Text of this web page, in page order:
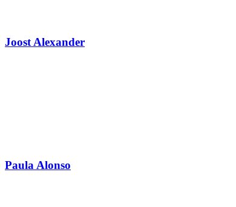
Joost Alexander
Paula Alonso